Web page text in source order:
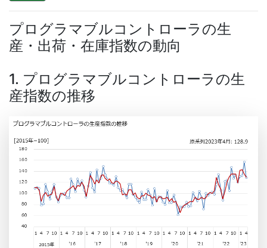
プログラマブルコントローラの生
産・出荷・在庫指数の動向
1. プログラマブルコントローラの生
産指数の推移